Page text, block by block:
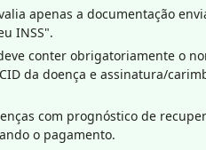
apenas a documentação
INSS".
conter obrigatoriamente o
da doença e assinatura/
com prognóstico de
o pagamento.